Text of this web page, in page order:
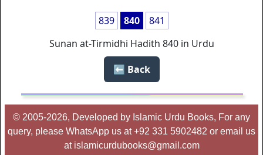
839 840
841
Sunan at-Tirmidhi Hadith 840 in Urdu
Back ⬅️
© 2005-2026, Developed by Islamic Urdu Books, For any
query, please WhatsApp us at +92 331 5902482 or email us
at islamicurdubooks@gmail.com